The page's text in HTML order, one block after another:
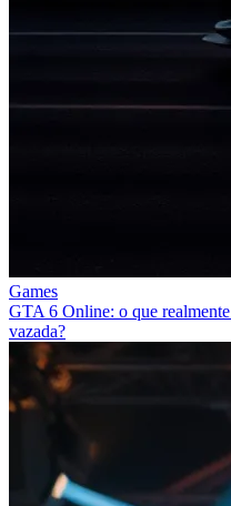
Games
GTA 6 Online: o que
vazada?